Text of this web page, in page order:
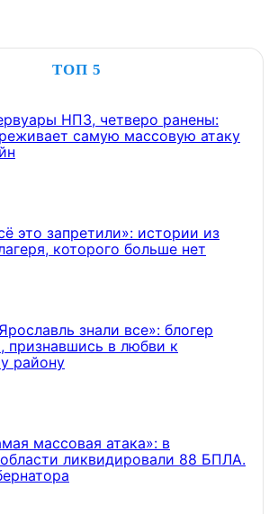
ТОП 5
НПЗ, четверо ранены:
самую массовую атаку
это запретили»: истории из
которого больше нет
знали все»: блогер
признавшись в любви к
району
массовая атака»: в
ликвидировали 88 БПЛА.